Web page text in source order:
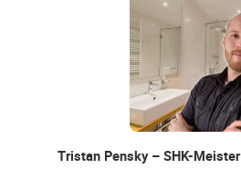
Tristan Pensky – SHK-Meister